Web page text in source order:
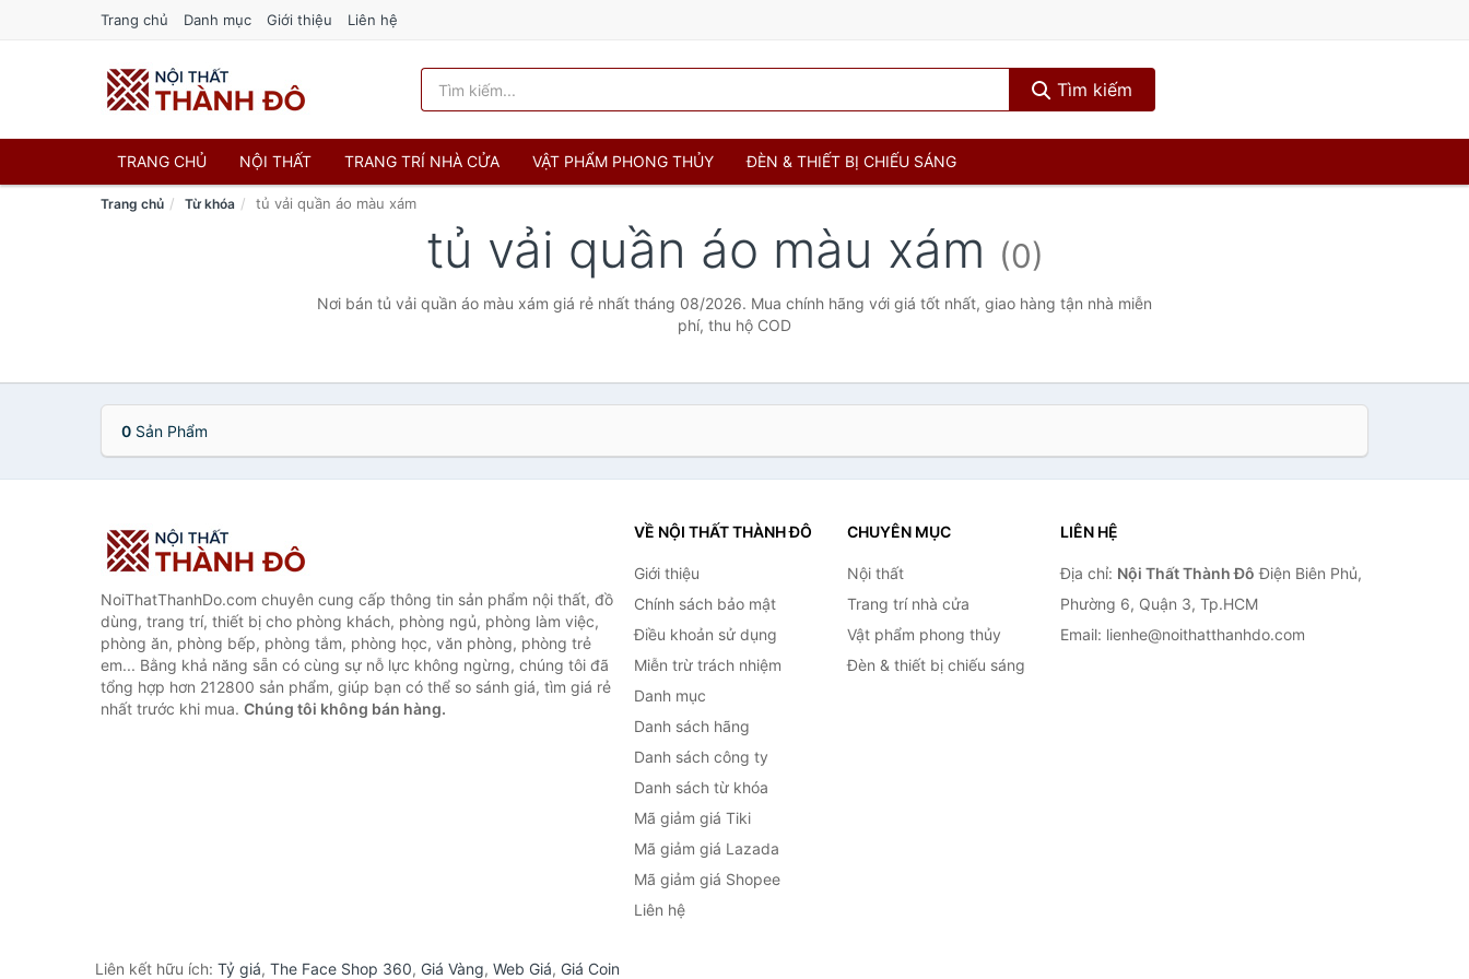
Trang chủ Danh mục Giới thiệu Liên hệ
Tìm kiếm
TRANG CHỦ NỘI THẤT TRANG TRÍ NHÀ CỬA VẬT PHẨM PHONG THỦY ĐÈN & THIẾT BỊ CHIẾU SÁNG
Trang chủ Từ khóa tủ vải quần áo màu xám
tủ vải quần áo màu xám (0)
Nơi bán tủ vải quần áo màu xám giá rẻ nhất tháng 08/2026. Mua chính hãng với giá tốt nhất, giao hàng tận nhà miễn
phí, thu hộ COD
0 Sản Phẩm
NoiThatThanhDo.com chuyên cung cấp thông tin sản phẩm nội thất, đồ
dùng, trang trí, thiết bị cho phòng khách, phòng ngủ, phòng làm việc,
phòng ăn, phòng bếp, phòng tắm, phòng học, văn phòng, phòng trẻ
em... Bằng khả năng sẵn có cùng sự nỗ lực không ngừng, chúng tôi đã
tổng hợp hơn 212800 sản phẩm, giúp bạn có thể so sánh giá, tìm giá rẻ
nhất trước khi mua. Chúng tôi không bán hàng.
VỀ NỘI THẤT THÀNH ĐÔ
Giới thiệu
Chính sách bảo mật
Điều khoản sử dụng
Miễn trừ trách nhiệm
Danh mục
Danh sách hãng
Danh sách công ty
Danh sách từ khóa
Mã giảm giá Tiki
Mã giảm giá Lazada
Mã giảm giá Shopee
Liên hệ
CHUYÊN MỤC
Nội thất
Trang trí nhà cửa
Vật phẩm phong thủy
Đèn & thiết bị chiếu sáng
LIÊN HỆ
Địa chỉ: Nội Thất Thành Đô Điện Biên Phủ,
Phường 6, Quận 3, Tp.HCM
Email: lienhe@noithatthanhdo.com
Liên kết hữu ích: Tỷ giá, The Face Shop 360, Giá Vàng, Web Giá, Giá Coin